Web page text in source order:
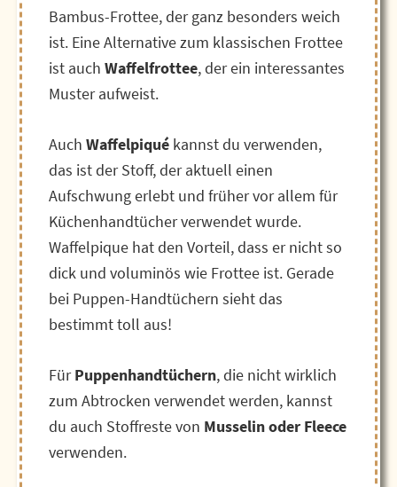
Bambus-Frottee, der ganz besonders weich
ist. Eine Alternative zum klassischen Frottee
ist auch Waffelfrottee, der ein interessantes
Muster aufweist.
Auch Waffelpiquékannst du verwenden,
das ist der Stoff, der aktuell einen
Aufschwung erlebt und früher vor allem für
Küchenhandtücher verwendet wurde.
Waffelpique hat den Vorteil, dass er nicht so
dick und voluminös wie Frottee ist. Gerade
bei Puppen-Handtüchern sieht das
bestimmt toll aus!
FürPuppenhandtüchern, die nicht wirklich
zum Abtrocken verwendet werden, kannst
du auch Stoffreste von Musselin oder Fleece
verwenden.